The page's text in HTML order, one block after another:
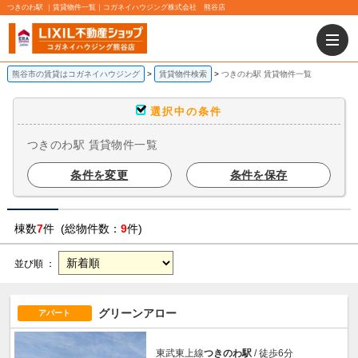
つきのわ駅 ｜賃貸物件一覧｜コガネイハウジング株式会社 熊谷店
熊谷市の賃貸はコガネイハウジング 賃貸物件検索 つきのわ駅 賃貸物件一覧
選択中の条件
つきのわ駅 賃貸物件一覧
条件を変更 条件を保存
棟数7件 (総物件数： 9件)
並び順 ：
アパート グリーンアロー
東武東上線つきのわ駅 / 徒歩6分